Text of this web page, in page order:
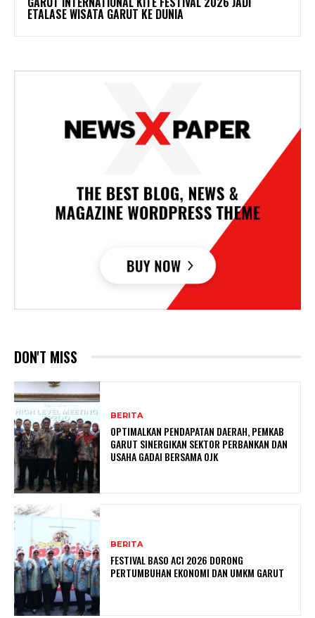
ETALASE WISATA GARUT KE DUNIA
DON'T MISS
BERITA
OPTIMALKAN PENDAPATAN DAERAH, PEMKAB
GARUT SINERGIKAN SEKTOR PERBANKAN DAN
USAHA GADAI BERSAMA OJK
BERITA
FESTIVAL BASO ACI 2026 DORONG
PERTUMBUHAN EKONOMI DAN UMKM GARUT